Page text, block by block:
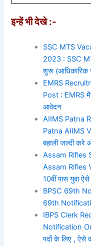
इन्हें भी देखे :-
SSC MTS
2023 : SSC
शुरू (आधिकारिक
EMRS
Post : EMRS
आवेदन
AIIMS Patna
Patna AIIMS
बहाली जल्दी
Assam Rifles
Assam Rifles
10वीं पास युवा
BPSC 69th
69th
IBPS Clerk
Notification
पदों के लिए ,